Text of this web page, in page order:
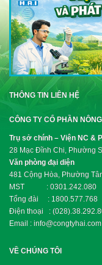
THÔNG TIN LIÊN HỆ
CÔNG TY CỔ PHẦN
Trụ sở chính – Viện NC &
28 Mạc Đĩnh Chi, Phường
Văn phòng đại diện
481 Cộng Hòa, Phường
MST : 0301.242.080
Tổng đài : 1800.577.768
Điện thoại :
Email : info@congtyhai.com
VỀ CHÚNG TÔI